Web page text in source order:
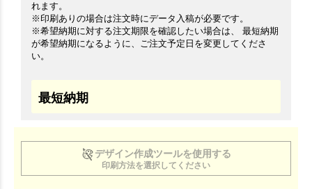
れます。
※印刷ありの場合は注文時にデータ入稿が必要です。
※希望納期に対する注文期限を確認したい場合は、 最短納期
が希望納期になるように、ご注文予定日を変更してくださ
い。
最短納期
デザイン作成ツールを使用する
印刷方法を選択してください